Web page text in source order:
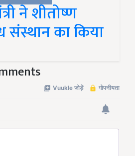
ने शीतोष्ण
संस्थान का किया